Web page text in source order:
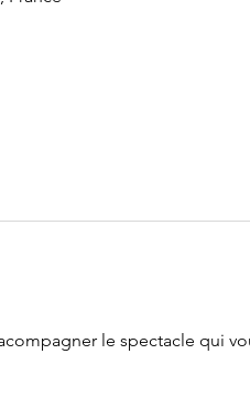
le spectacle qui